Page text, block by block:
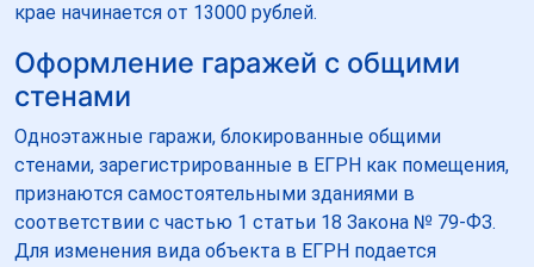
крае начинается от 13000 рублей.
Оформление гаражей с общими
стенами
Одноэтажные гаражи, блокированные общими
стенами, зарегистрированные в ЕГРН как помещения,
признаются самостоятельными зданиями в
соответствии с частью 1 статьи 18 Закона № 79-ФЗ.
Для изменения вида объекта в ЕГРН подается